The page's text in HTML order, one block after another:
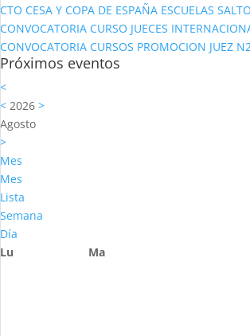
CTO CESA Y COPA DE ESPAÑA ESCUELAS
CONVOCATORIA CURSO JUECES
CONVOCATORIA CURSOS PROMOCION JUEZ
Próximos eventos
<
< 2026>
Agosto
>
Mes
Mes
Lista
Semana
Día
Lu
Ma